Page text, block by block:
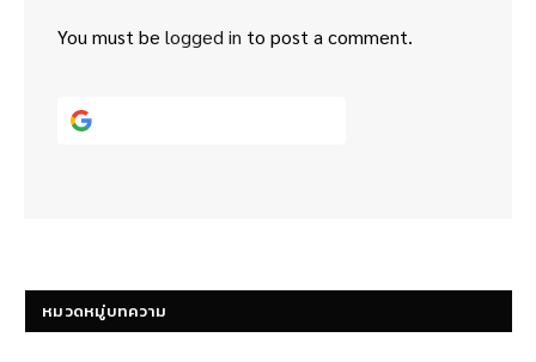
You must be logged in to post a comment.
หมวดหมู่บทความ